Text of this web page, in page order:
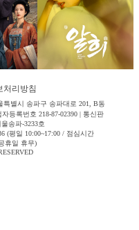
처리방침
별시 송파구 송파대로 201, B동
등록번호 218-87-02390 | 통신판
송파-3233호
(평일 10:00~17:00 / 점심시간
휴일 휴무)